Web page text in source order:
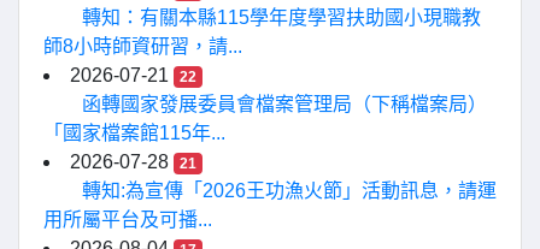
轉知：有關本縣115學年度學習扶助國小現職教
師8小時師資研習，請...
2026-07-21
22
函轉國家發展委員會檔案管理局（下稱檔案局）
「國家檔案館115年...
2026-07-28
21
轉知:為宣傳「2026王功漁火節」活動訊息，請運
用所屬平台及可播...